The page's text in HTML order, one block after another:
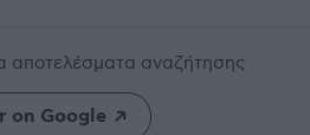
αποτελέσματα αναζήτησης
on Google